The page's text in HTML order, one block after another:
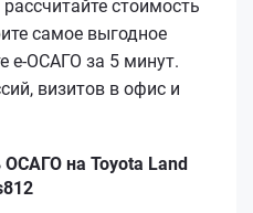
стоимость
самое выгодное
е‑ОСАГО за 5 минут.
визитов в офис и
на Toyota Land